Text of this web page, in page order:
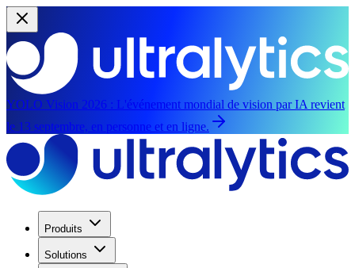
YOLO Vision 2026 : L'événement mondial de vision par IA revient
le 13 septembre, en personne et en ligne.
Produits
Solutions